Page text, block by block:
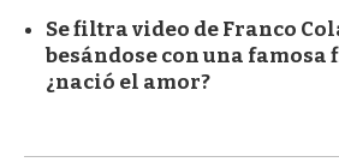
Se filtra video de Franco
besándose con una
¿nació el amor?